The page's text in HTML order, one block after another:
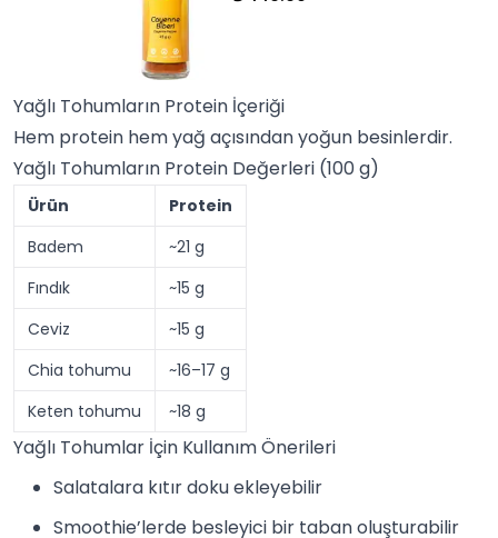
Yağlı Tohumların Protein İçeriği
Hem protein hem yağ açısından yoğun besinlerdir.
Yağlı Tohumların Protein Değerleri (100 g)
Ürün
Protein
Badem
~21 g
Fındık
~15 g
Ceviz
~15 g
Chia tohumu
~16–17 g
Keten tohumu
~18 g
Yağlı Tohumlar İçin Kullanım Önerileri
Salatalara kıtır doku ekleyebilir
Smoothie’lerde besleyici bir taban oluşturabilir